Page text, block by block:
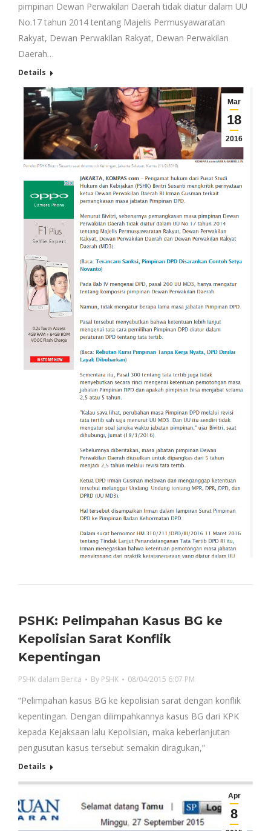
pimpinan Dewan Perwakilan Daerah tidak diatur dalam UU
No.17 tahun 2014 tentang Majelis Permusyawaratan
Rakyat, Dewan Perwakilan Rakyat, Dewan Perwakilan
Daerah…
Details
Mar
18
2016
PSHK: Pelimpahan Kasus BG ke
Kepolisian Sarat Konflik
Kepentingan
PSHK dalam Berita By PSHK 08/04/2015 6:07 PM
“Pelimpahan kasus BG ke kepolisian sarat dengan konflik
kepentingan. Dengan dilimpahkannya kasus BG dari KPK
kepada Kejaksaan lalu Kepolisian, maka keberlanjutan
pengusutan kasus tersebut semakin diragukan,”
Details
Apr
8